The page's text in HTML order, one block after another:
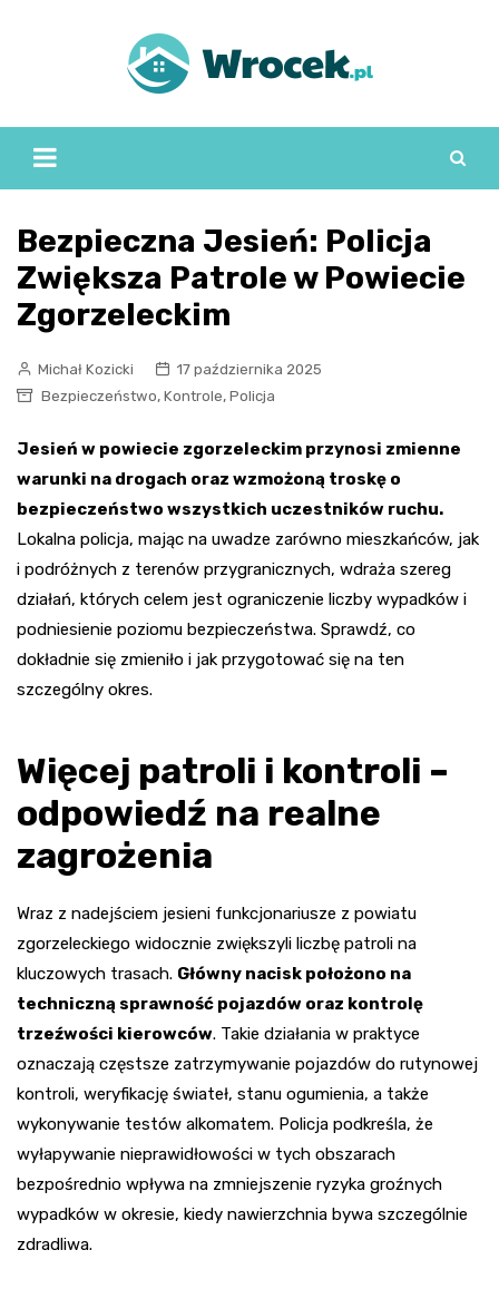
Bezpieczna Jesień: Policja
Zwiększa Patrole w Powiecie
Zgorzeleckim
Michał Kozicki
17 października 2025
Bezpieczeństwo, Kontrole, Policja
Jesień w powiecie zgorzeleckim przynosi zmienne
warunki na drogach oraz wzmożoną troskę o
bezpieczeństwo wszystkich uczestników ruchu.
Lokalna policja, mając na uwadze zarówno mieszkańców, jak
i podróżnych z terenów przygranicznych, wdraża szereg
działań, których celem jest ograniczenie liczby wypadków i
podniesienie poziomu bezpieczeństwa. Sprawdź, co
dokładnie się zmieniło i jak przygotować się na ten
szczególny okres.
Więcej patroli i kontroli –
odpowiedź na realne
zagrożenia
Wraz z nadejściem jesieni funkcjonariusze z powiatu
zgorzeleckiego widocznie zwiększyli liczbę patroli na
kluczowych trasach. Główny nacisk położono na
techniczną sprawność pojazdów oraz kontrolę
trzeźwości kierowców. Takie działania w praktyce
oznaczają częstsze zatrzymywanie pojazdów do rutynowej
kontroli, weryfikację świateł, stanu ogumienia, a także
wykonywanie testów alkomatem. Policja podkreśla, że
wyłapywanie nieprawidłowości w tych obszarach
bezpośrednio wpływa na zmniejszenie ryzyka groźnych
wypadków w okresie, kiedy nawierzchnia bywa szczególnie
zdradliwa.